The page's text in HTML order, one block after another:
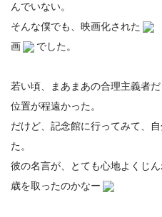
んでいない。
そんな僕でも、映画化された
画
でした。
若い頃、まあまあの合理主義者
位置が程遠かった。
だけど、記念館に行ってみて、
た。
彼の名言が、とても心地よくじ
歳を取ったのかなー